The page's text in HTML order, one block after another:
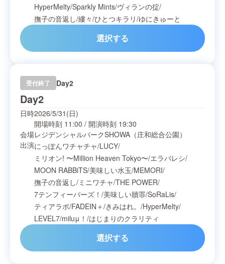
HyperMelty/Sparkly Mints/ヴィランの掟/
撫子の音返し/縷々/ひとつキラリ/ゆにきゅーと
選択する
受付終了 Day2
Day2
日時2026/5/31(日)
開場時刻 11:00 / 開演時刻 19:30
会場レジデンシャルパークSHOWA（庄和総合公園）
出演にっぽんワチャチャ/LUCY/
ミリオン! 〜Million Heaven Tokyo〜/エラバレシ/
MOON RABBiTS/美味しい水玉/MEMORI/
撫子の音返し/ミニワチャ/THE POWER/
7テンフィーバーズ！ /美味しい贖罪/SoRaLis/
ティアラボ/FADEIN＋/きみはれ。 /HyperMelty/
LEVEL7/miluμ！ /はじまりのクラリティ
選択する